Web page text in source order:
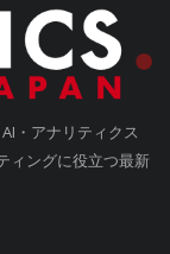
・アナリティクス
ィングに役立つ最新